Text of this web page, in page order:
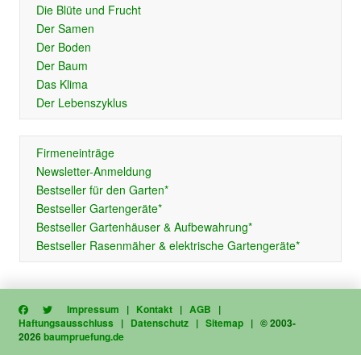
Die Blüte und Frucht
Der Samen
Der Boden
Der Baum
Das Klima
Der Lebenszyklus
Firmeneinträge
Newsletter-Anmeldung
Bestseller für den Garten*
Bestseller Gartengeräte*
Bestseller Gartenhäuser & Aufbewahrung*
Bestseller Rasenmäher & elektrische Gartengeräte*
Impressum | Kontakt |AGB |
Haftungsausschluss | Datenschutz |Sitemap | © 2003-
2026baumpruefung.de